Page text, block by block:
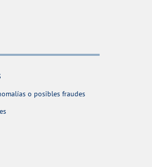
o posibles fraudes